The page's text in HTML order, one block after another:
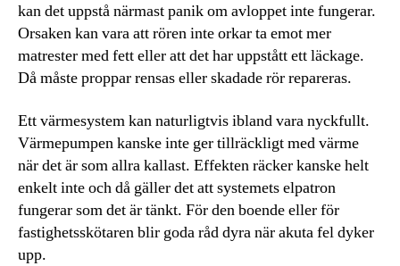
kan det uppstå närmast panik om avloppet inte fungerar.
Orsaken kan vara att rören inte orkar ta emot mer
matrester med fett eller att det har uppstått ett läckage.
Då måste proppar rensas eller skadade rör repareras.
Ett värmesystem kan naturligtvis ibland vara nyckfullt.
Värmepumpen kanske inte ger tillräckligt med värme
när det är som allra kallast. Effekten räcker kanske helt
enkelt inte och då gäller det att systemets elpatron
fungerar som det är tänkt. För den boende eller för
fastighetsskötaren blir goda råd dyra när akuta fel dyker
upp.